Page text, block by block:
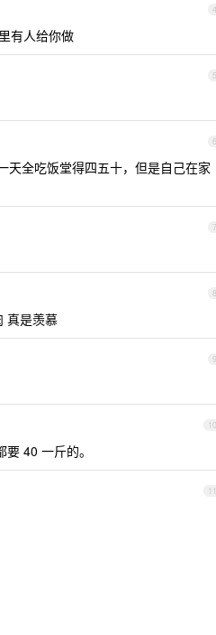
4
有人给你做
5
6
天全吃饭堂得四五十，但是自己在家
7
8
真是羡慕
9
10
40 一斤的。
11